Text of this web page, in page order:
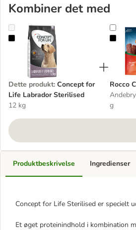
Kombiner det med
Concept for Life Labrador Sterilised
Dette produkt: Concept for
Life Labrador Sterilised
12 kg
Rocco
Rocco
g
Produktbeskrivelse
Concept for Life Sterilised er specielt
Et øget proteinindhold i kombination
Ingredienser